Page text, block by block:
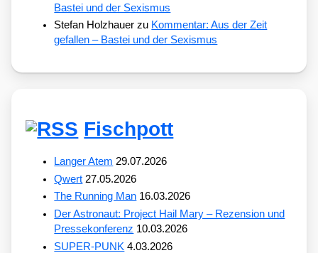
Bastei und der Sexismus
Stefan Holzhauer zu Kommentar: Aus der Zeit
gefallen – Bastei und der Sexismus
Fischpott
Langer Atem 29.07.2026
Qwert 27.05.2026
The Running Man 16.03.2026
Der Astronaut: Project Hail Mary – Rezension und
Pressekonferenz 10.03.2026
SUPER-PUNK 4.03.2026